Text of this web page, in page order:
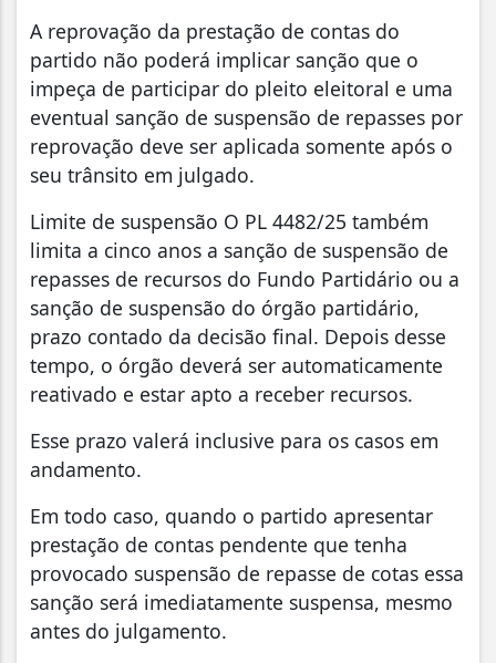
A reprovação da prestação de contas do
partido não poderá implicar sanção que o
impeça de participar do pleito eleitoral e uma
eventual sanção de suspensão de repasses por
reprovação deve ser aplicada somente após o
seu trânsito em julgado.
Limite de suspensão O PL 4482/25 também
limita a cinco anos a sanção de suspensão de
repasses de recursos do Fundo Partidário ou a
sanção de suspensão do órgão partidário,
prazo contado da decisão final. Depois desse
tempo, o órgão deverá ser automaticamente
reativado e estar apto a receber recursos.
Esse prazo valerá inclusive para os casos em
andamento.
Em todo caso, quando o partido apresentar
prestação de contas pendente que tenha
provocado suspensão de repasse de cotas essa
sanção será imediatamente suspensa, mesmo
antes do julgamento.